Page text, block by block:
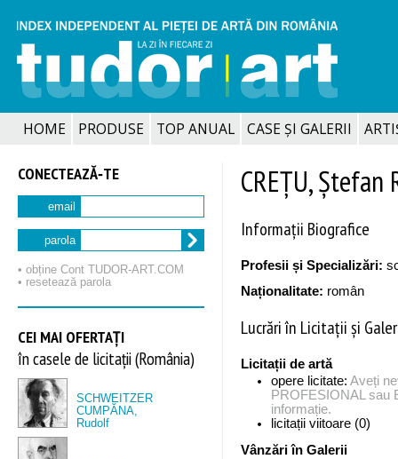
HOME PRODUSE TOP ANUAL CASE ȘI GALERII
CONECTEAZĂ‑TE
email
parola
• obține Cont TUDOR‑ART.COM
• resetează parola
CEI MAI OFERTAȚI
în casele de licitații (România)
SCHWEITZER
CUMPĂNA,
Rudolf
CREȚU, Ștefan
Informații Biografice
Profesii și Specializări:
Naționalitate: român
Lucrări în Licitații și
Licitații de artă
opere licitate:Aveți
PROFESIONAL sau
informație.
licitații viitoare (0)
Vânzări în Galerii